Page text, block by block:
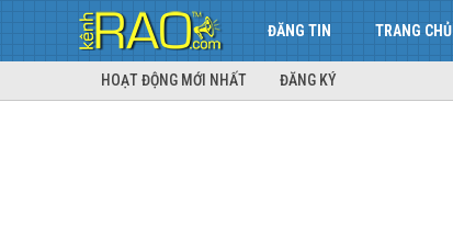
ĐĂNG TIN TRANG CHỦ
HOẠT ĐỘNG MỚI NHẤT ĐĂNG KÝ